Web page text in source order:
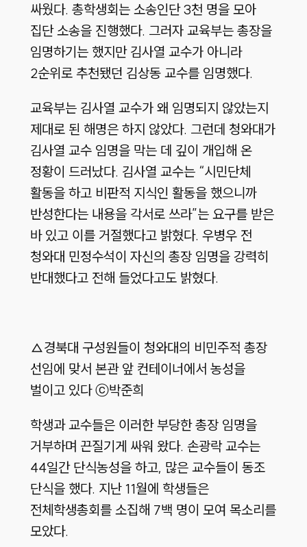
싸웠다. 총학생회는 소송인단 3천 명을 모아
집단 소송을 진행했다. 그러자 교육부는 총장을
임명하기는 했지만 김사열 교수가 아니라
2순위로 추천됐던 김상동 교수를 임명했다.
교육부는 김사열 교수가 왜 임명되지 않았는지
제대로 된 해명은 하지 않았다. 그런데 청와대가
김사열 교수 임명을 막는 데 깊이 개입해 온
정황이 드러났다. 김사열 교수는 “시민단체
활동을 하고 비판적 지식인 활동을 했으니까
반성한다는 내용을 각서로 쓰라”는 요구를 받은
바 있고 이를 거절했다고 밝혔다. 우병우 전
청와대 민정수석이 자신의 총장 임명을 강력히
반대했다고 전해 들었다고도 밝혔다.
△경북대 구성원들이 청와대의 비민주적 총장
선임에 맞서 본관 앞 컨테이너에서 농성을
벌이고 있다 ⓒ박준희
학생과 교수들은 이러한 부당한 총장 임명을
거부하며 끈질기게 싸워 왔다. 손광락 교수는
44일간 단식농성을 하고, 많은 교수들이 동조
단식을 했다. 지난 11월에 학생들은
전체학생총회를 소집해 7백 명이 모여 목소리를
모았다.